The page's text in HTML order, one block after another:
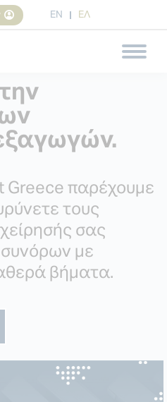
EN ΕΛ
Greece παρέχουμε
τους
σας
με
βήματα.